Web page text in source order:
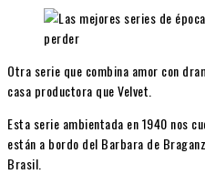
Otra serie que combina amor con
casa productora que Velvet.
Esta serie ambientada en 1940 nos
están a bordo del Barbara de
Brasil.